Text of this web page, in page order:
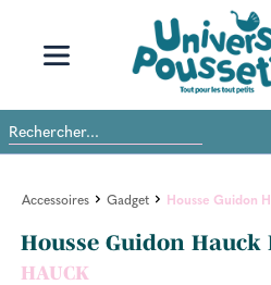
Accessoires Gadget Housse Guidon
Housse Guidon Hauck
HAUCK